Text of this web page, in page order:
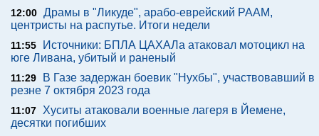
12:00 Драмы в "Ликуде", арабо-еврейский РААМ,
центристы на распутье. Итоги недели
11:55
Источники: БПЛА ЦАХАЛа атаковал мотоцикл на
юге Ливана, убитый и раненый
11:29
В Газе задержан боевик "Нухбы", участвовавший в
резне 7 октября 2023 года
11:07 Хуситы атаковали военные лагеря в Йемене,
десятки погибших